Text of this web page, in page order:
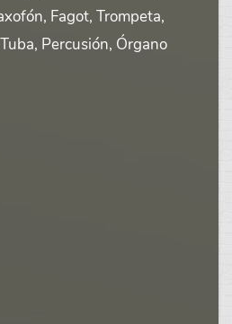
Fagot, Trompeta,
Percusión, Órgano